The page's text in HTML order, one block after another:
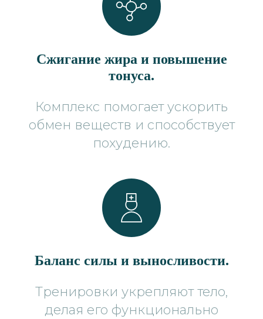
Сжигание жира и повышение
тонуса.
Комплекс помогает ускорить
обмен веществ и способствует
похудению.
Баланс силы и выносливости.
Тренировки укрепляют тело,
делая его функционально